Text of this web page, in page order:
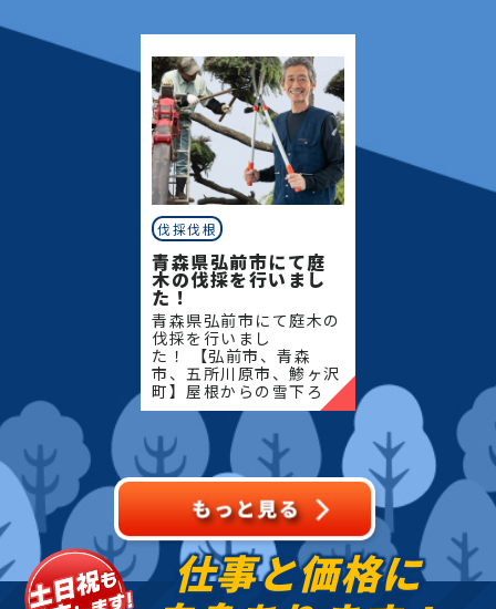
定・草刈りなどのお庭の
こと、造園・
定・草刈りなどのお庭の
こと、造園・
伐採伐根
青森県弘前市にて庭
木の伐採を行いまし
た！
青森県弘前市にて庭木の
伐採を行いまし
た！ 【弘前市、青森
市、五所川原市、鯵ヶ沢
町】屋根からの雪下ろ
し・除雪・排雪などの作
業もお任せください！地
域密着で伐採・抜根・剪
定・草刈りなどのお庭の
こと、造園・
仕事と価格に